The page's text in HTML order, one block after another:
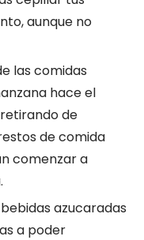
aunque no
las comidas
hace el
de
de comida
comenzar a
azucaradas
a poder